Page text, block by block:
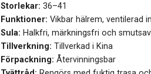
Storlekar: 36–41
Funktioner: Vikbar hälrem, ventilerad
Sula: Halkfri, märkningsfri och
Tillverkning: Tillverkad i Kina
Förpackning: Återvinningsbar